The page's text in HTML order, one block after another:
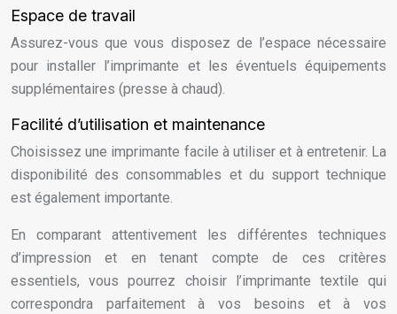
Espace de travail
Assurez-vous que vous disposez de l’espace nécessaire
pour installer l’imprimante et les éventuels équipements
supplémentaires (presse à chaud).
Facilité d’utilisation et maintenance
Choisissez une imprimante facile à utiliser et à entretenir. La
disponibilité des consommables et du support technique
est également importante.
En comparant attentivement les différentes techniques
d’impression et en tenant compte de ces critères
essentiels, vous pourrez choisir l’imprimante textile qui
correspondra parfaitement à vos besoins et à vos